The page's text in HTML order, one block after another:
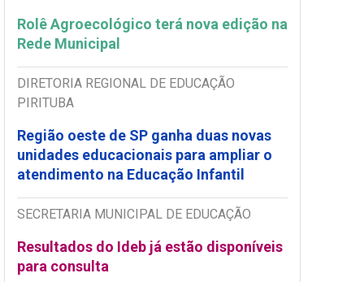
Rolê Agroecológico terá nova edição na
Rede Municipal
DIRETORIA REGIONAL DE EDUCAÇÃO
PIRITUBA
Região oeste de SP ganha duas novas
unidades educacionais para ampliar o
atendimento na Educação Infantil
SECRETARIA MUNICIPAL DE EDUCAÇÃO
Resultados do Ideb já estão disponíveis
para consulta